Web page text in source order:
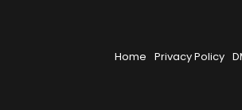
Home Privacy Policy